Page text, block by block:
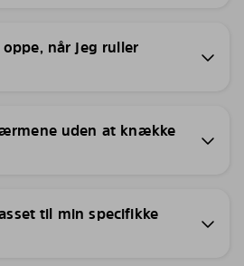
når jeg ruller
uden at knække
til min specifikke